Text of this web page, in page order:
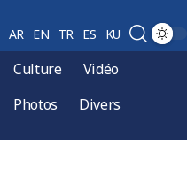
AR EN TR ES KU
Culture
Vidéo
Photos
Divers